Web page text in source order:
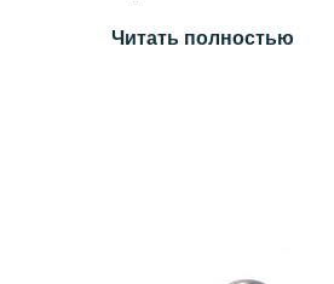
Читать полностью